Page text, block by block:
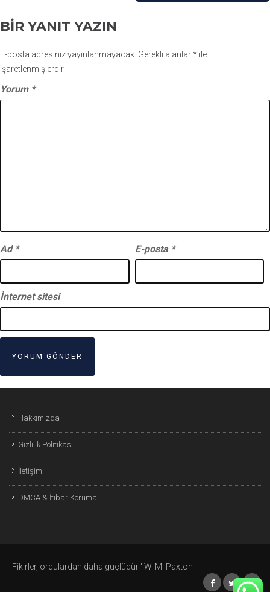
BIR YANIT YAZIN
E-posta adresiniz yayınlanmayacak. Gerekli alanlar* ile
işaretlenmişlerdir
Yorum *
Ad * E-posta *
İnternet sitesi
Hakkımızda
Gizlilik Politikası
İletişim
DMCA & İtibar Koruma
"Fikirler, ordulardan daha güçlüdür." W. M. Paxton